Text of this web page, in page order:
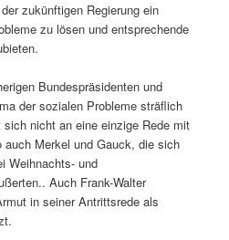
zukünftigen Regierung ein
zu lösen und entsprechende
Bundespräsidenten und
der sozialen Probleme sträflich
nicht an eine einzige Rede mit
Merkel und Gauck, die sich
Weihnachts- und
Auch Frank-Walter
in seiner Antrittsrede als